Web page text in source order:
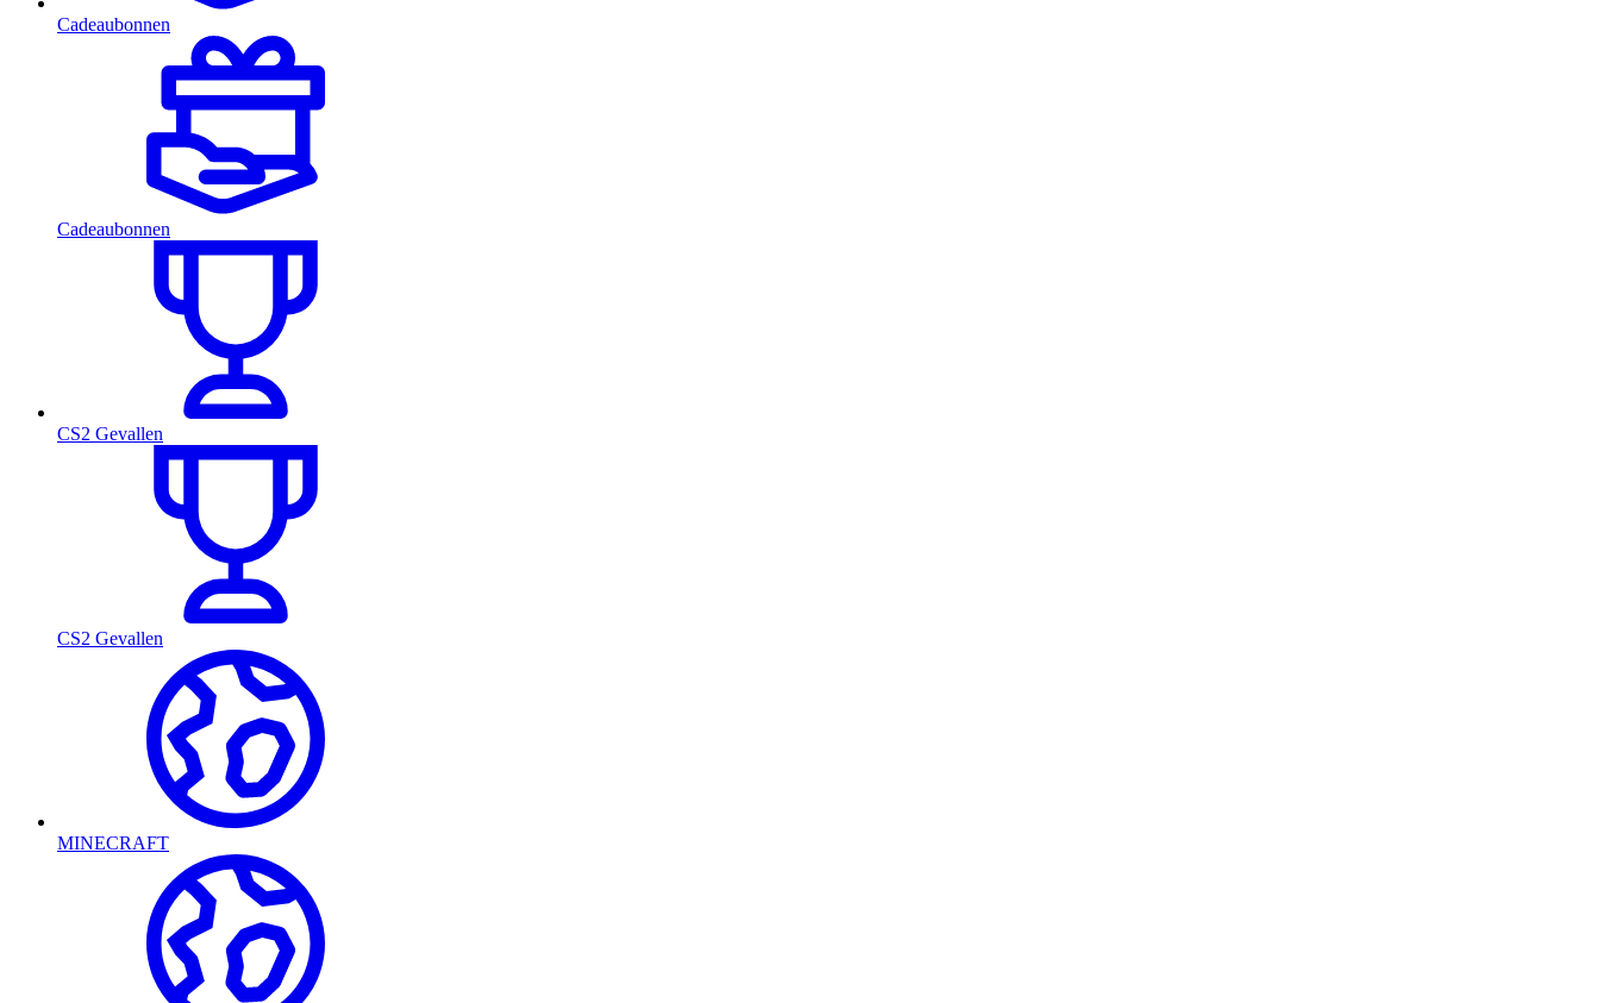
Cadeaubonnen
Cadeaubonnen
CS2 Gevallen
CS2 Gevallen
MINECRAFT